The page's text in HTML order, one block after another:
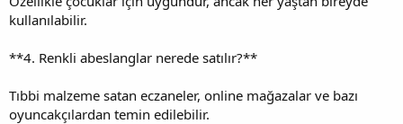
kullanılabilir.
**4. Renkli abeslanglar nerede satılır?**
Tıbbi malzeme satan eczaneler, online mağazalar ve bazı
oyuncakçılardan temin edilebilir.